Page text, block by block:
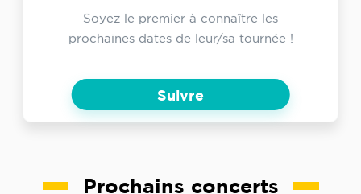
Soyez le premier à connaître les
prochaines dates de leur/sa tournée !
Suivre
Prochains concerts